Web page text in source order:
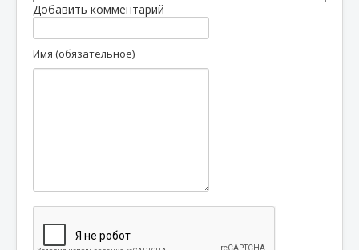
Добавить комментарий
Имя (обязательное)